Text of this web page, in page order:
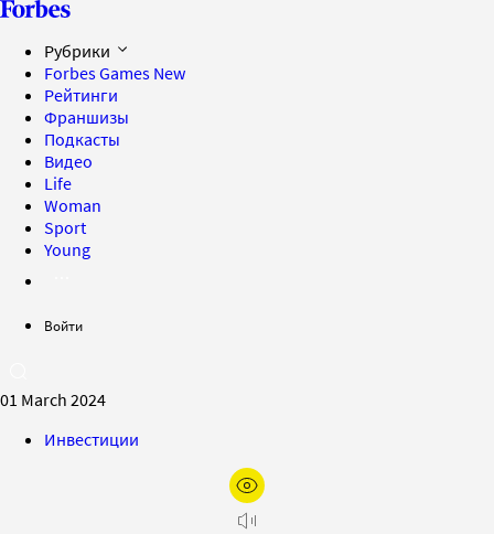
Рубрики
Forbes Games New
Рейтинги
Франшизы
Подкасты
Видео
Life
Woman
Sport
Young
Войти
01 March 2024
Инвестиции